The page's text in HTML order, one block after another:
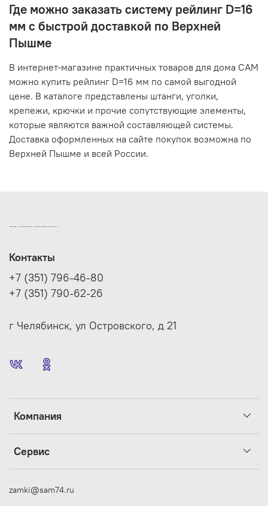
Где можно заказать систему рейлинг D=16
мм с быстрой доставкой по Верхней
Пышме
В интернет-магазине практичных товаров для дома САМ
можно купить рейлинг D=16 мм по самой выгодной
цене. В каталоге представлены штанги, уголки,
крепежи, крючки и прочие сопутствующие элементы,
которые являются важной составляющей системы.
Доставка оформленных на сайте покупок возможна по
Верхней Пышме и всей России.
Компания
Сервис
Контакты
+7 (351) 796-46-80
+7 (351) 790-62-26
г Челябинск, ул Островского, д 21
zamki@sam74.ru